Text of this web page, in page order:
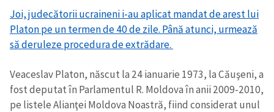
Joi, judecătorii ucraineni i-au aplicat mandat de arest lui
Platon pe un termen de 40 de zile. Până atunci, urmează
să deruleze procedura de extrădare.
Veaceslav Platon, născut la 24 ianuarie 1973, la Căuşeni, a
fost deputat în Parlamentul R. Moldova în anii 2009-2010,
pe listele Alianţei Moldova Noastră, fiind considerat unul